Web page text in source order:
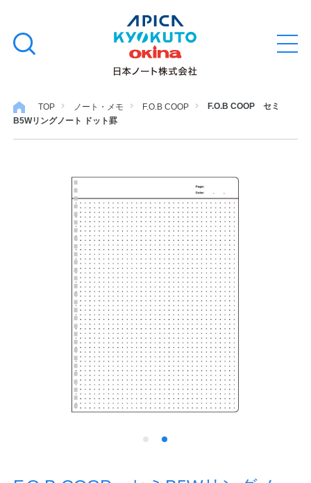
文
キ
ッ
検
る
ノート・メモ
ファイル・バインダー
日用・事務用品
特集・コラム
ノートの豆知識
探求・自主学習のすすめ
工場フォトツアー
TOP ノート・メモ F.O.B COOP
F.O.B COOP セミ
B5Wリングノート ドット罫